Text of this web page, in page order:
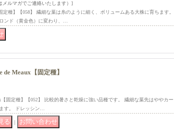
メルマガでご連絡いたします）]
定種】【058】 繊細な葉は糸のように細く、ボリュームある大株に育ちます。
ンド（黄金色）に変わり、…
Meaux【固定種】
【固定種】【052】 比較的暑さと乾燥に強い品種です。 繊細な葉先はややカー
す。 ドレッシン…